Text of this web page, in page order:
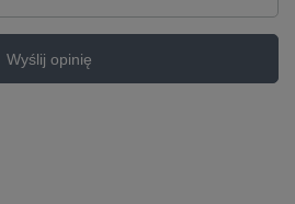
Wyślij opinię